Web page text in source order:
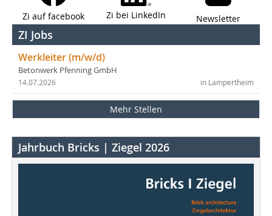
Zi auf facebook Zi bei LinkedIn Newsletter
ZI Jobs
Werkleiter (m/w/d)
Betonwerk Pfenning GmbH
in Lampertheim
14.07.2026
Mehr Stellen
Jahrbuch Bricks | Ziegel 2026